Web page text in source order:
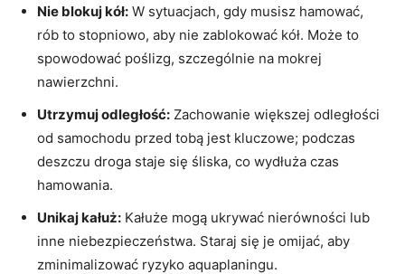
Nie⁤ blokuj kół: W sytuacjach, gdy musisz hamować,
rób to stopniowo, aby nie zablokować kół. Może⁢ to⁢
spowodować poślizg, ⁤szczególnie na mokrej
nawierzchni.
Utrzymuj odległość: Zachowanie większej odległości
od samochodu⁤ przed⁣ tobą jest kluczowe; podczas
deszczu droga staje się śliska,⁢ co wydłuża czas ​
hamowania.
Unikaj kałuż: Kałuże mogą ⁤ukrywać nierówności lub
inne niebezpieczeństwa. Staraj​ się je omijać, aby
zminimalizować ryzyko ⁣aquaplaningu.